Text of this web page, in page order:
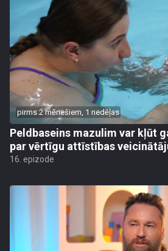
pirms 2 mēnešiem, 1 nedēļas
Peldbaseins mazulim var kļūt
par vērtīgu attīstības
16. epizode